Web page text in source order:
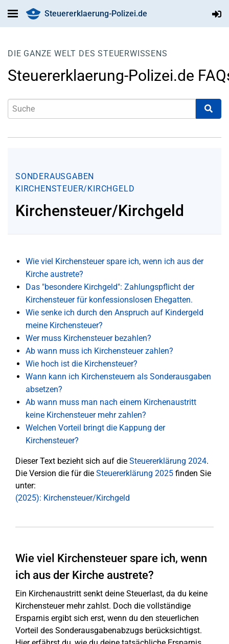
Steuererklaerung-Polizei.de
DIE GANZE WELT DES STEUERWISSENS
Steuererklaerung-Polizei.de
SONDERAUSGABEN
KIRCHENSTEUER/KIRCHGELD
Kirchensteuer/Kirchgeld
Wie viel Kirchensteuer spare ich, wenn ich aus der
Kirche austrete?
Das "besondere Kirchgeld": Zahlungspflicht der
Kirchensteuer für konfessionslosen Ehegatten.
Wie senke ich durch den Anspruch auf Kindergeld
meine Kirchensteuer?
Wer muss Kirchensteuer bezahlen?
Ab wann muss ich Kirchensteuer zahlen?
Wie hoch ist die Kirchensteuer?
Wann kann ich Kirchensteuern als Sonderausgaben
absetzen?
Ab wann muss man nach einem Kirchenaustritt
keine Kirchensteuer mehr zahlen?
Welchen Vorteil bringt die Kappung der
Kirchensteuer?
Dieser Text bezieht sich auf die Steuererklärung 2024.
Die Version die für die Steuererklärung 2025 finden Sie
unter:
(2025): Kirchensteuer/Kirchgeld
Wie viel Kirchensteuer spare ich, wenn
ich aus der Kirche austrete?
Ein Kirchenaustritt senkt deine Steuerlast, da du keine
Kirchensteuer mehr zahlst. Doch die vollständige
Ersparnis ergibt sich erst, wenn du den steuerlichen
Vorteil des Sonderausgabenabzugs berücksichtigst.